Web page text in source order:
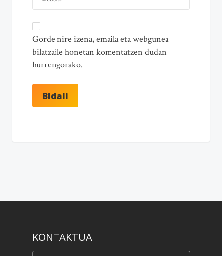
Gorde nire izena, emaila eta webgunea
bilatzaile honetan komentatzen dudan
hurrengorako.
KONTAKTUA